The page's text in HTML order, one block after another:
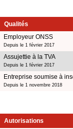
Qualités
Employeur ONSS
Depuis le 1 février 2017
Assujettie à la TVA
Depuis le 1 février 2017
Entreprise soumise à
Depuis le 1 novembre 2018
Autorisations